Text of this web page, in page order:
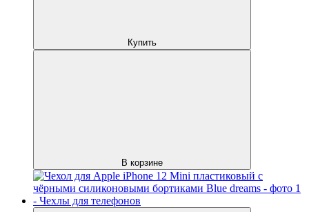
Купить
В корзине